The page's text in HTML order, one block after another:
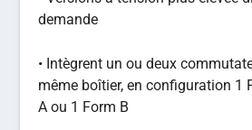
demande
• Intègrent un ou deux
même boîtier, en configuration 1
A ou 1 Form B